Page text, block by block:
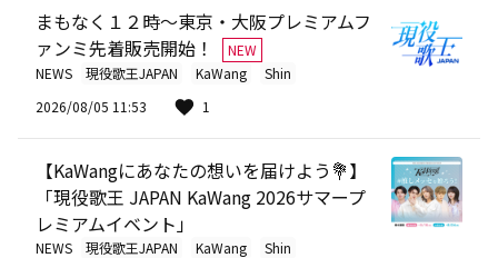
まもなく１２時～東京・大阪プレミアムフ
ァンミ先着販売開始！
NEW
NEWS
現役歌王JAPAN KaWang
Shin
2026/08/05 11:53
1
【KaWangにあなたの想いを届けよう💐】
「現役歌王 JAPAN KaWang 2026サマープ
レミアムイベント」
NEWS 現役歌王JAPAN KaWang
Shin